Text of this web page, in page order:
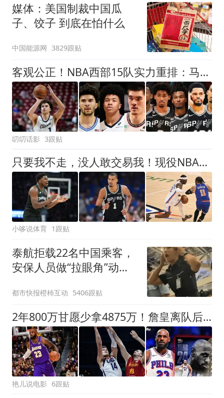
媒体：美国制裁中国瓜
子、饺子 到底在怕什么
中国能源网 3829跟贴
客观公正！NBA西部15队实力重排：马刺第1、火箭第3！
叨叨话影 3跟贴
只要我不走，没人敢交易我！现役NBA这5人正是如此
小哆说体育 1跟贴
泰航拒载22名中国乘客，
安保人员做“拉眼角”动
拒绝登机决定由航司作
出；亲历者：曾承诺免费
改签但没兑现
都市快报橙柿互动 5406跟贴
2年800万甘愿少拿4875万！詹皇离队后，湖人砸4.46亿豪赌西部格局
艳儿说电影 6跟贴